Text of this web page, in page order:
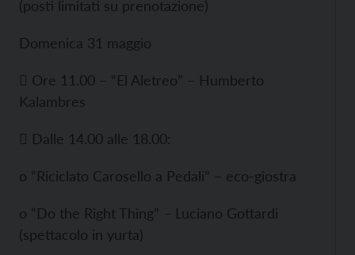
(posti limitati su prenotazione)
Domenica 31 maggio
 Ore 11.00 – “El Aletreo” – Humberto
Kalambres
 Dalle 14.00 alle 18.00:
o “Riciclato Carosello a Pedali” – eco-giostra
o “Do the Right Thing” – Luciano Gottardi
(spettacolo in yurta)